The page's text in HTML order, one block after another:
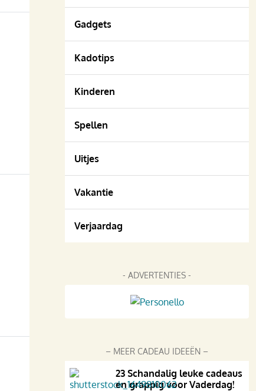
Gadgets
Kadotips
Kinderen
Spellen
Uitjes
Vakantie
Verjaardag
- ADVERTENTIES -
– MEER CADEAU IDEEËN –
23 Schandalig leuke cadeaus
en grappig voor Vaderdag!